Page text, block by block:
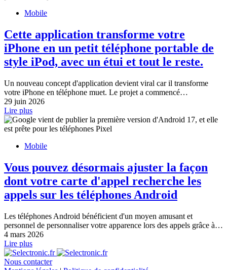
Mobile
Cette application transforme votre
iPhone en un petit téléphone portable de
style iPod, avec un étui et tout le reste.
Un nouveau concept d'application devient viral car il transforme
votre iPhone en téléphone muet. Le projet a commencé…
29 juin 2026
Lire plus
Mobile
Vous pouvez désormais ajuster la façon
dont votre carte d'appel recherche les
appels sur les téléphones Android
Les téléphones Android bénéficient d'un moyen amusant et
personnel de personnaliser votre apparence lors des appels grâce à…
4 mars 2026
Lire plus
Nous contacter